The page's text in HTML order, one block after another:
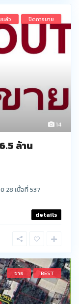
14
แล้ว ปิดการขาย
ล้าน
28 เนื้อที่ 537
details
ขาย BEST